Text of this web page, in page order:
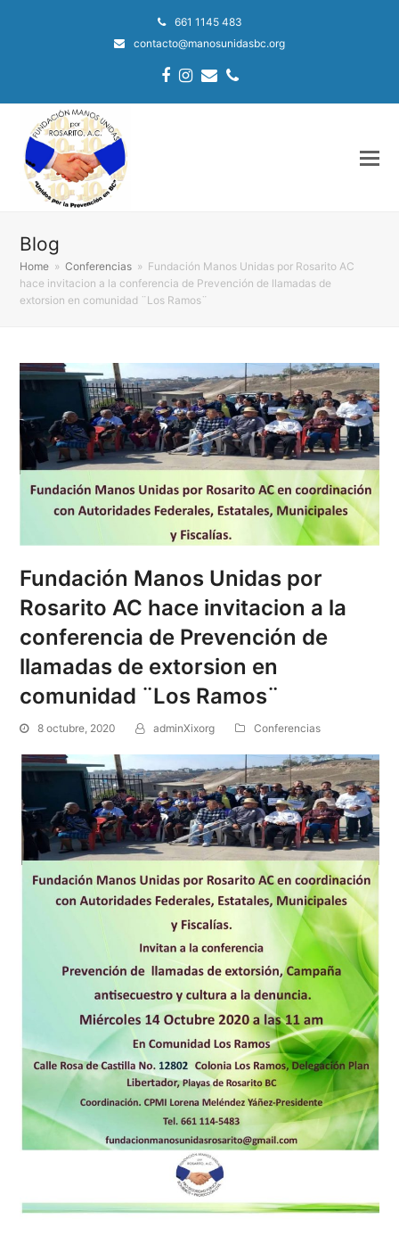
661 1145 483
contacto@manosunidasbc.org
Facebook
Instagram
EmailPhone
Blog
Home » Conferencias » Fundación Manos Unidas por Rosarito AC
hace invitacion a la conferencia de Prevención de llamadas de
extorsion en comunidad ¨Los Ramos¨
Fundación Manos Unidas por
Rosarito AC hace invitacion a la
conferencia de Prevención de
llamadas de extorsion en
comunidad ¨Los Ramos¨
8 octubre, 2020 adminXixorg Conferencias